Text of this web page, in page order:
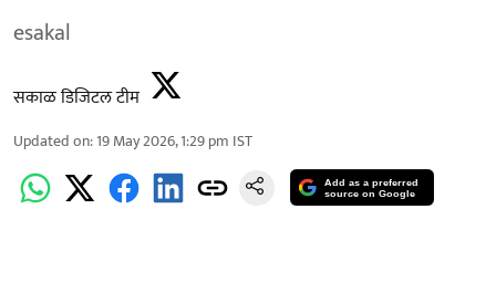
esakal
सकाळ डिजिटल टीम
Updated on:19 May 2026, 1:29 pm IST
Add as a preferred
source on Google